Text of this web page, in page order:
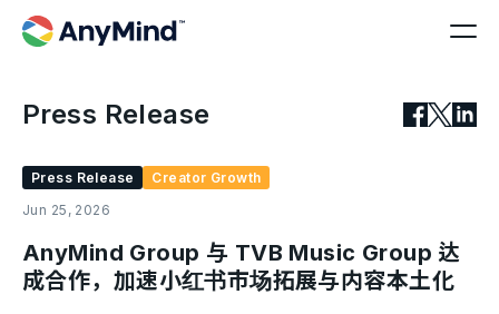
Press Release
Press Release
Creator Growth
Jun 25, 2026
AnyMind Group 与 TVB Music Group 达
成合作，加速小红书市场拓展与内容本土化